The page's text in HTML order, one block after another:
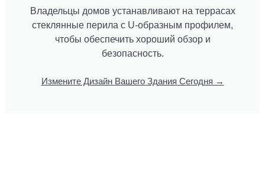
Владельцы домов устанавливают на террасах
стеклянные перила с U-образным профилем,
чтобы обеспечить хороший обзор и
безопасность.
Измените Дизайн Вашего Здания Сегодня →